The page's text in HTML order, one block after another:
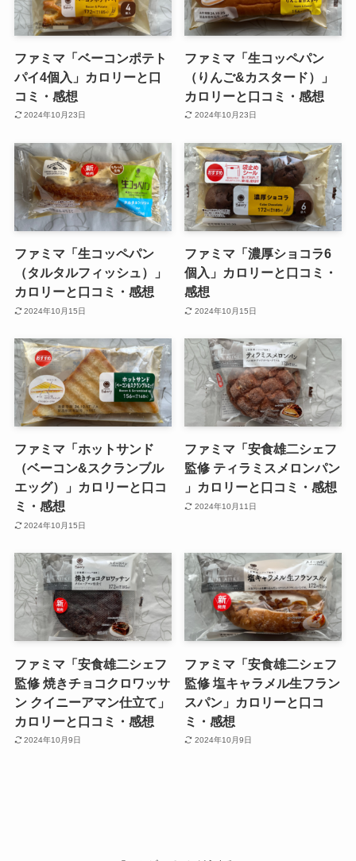
ファミマ「ベーコンポテト
パイ4個入」カロリーと口
コミ・感想
2024年10月23日
ファミマ「生コッペパン
（りんご&カスタード）」
カロリーと口コミ・感想
2024年10月23日
ファミマ「生コッペパン
（タルタルフィッシュ）」
カロリーと口コミ・感想
2024年10月15日
ファミマ「濃厚ショコラ6
個入」カロリーと口コミ・
感想
2024年10月15日
ファミマ「ホットサンド
（ベーコン&スクランブル
エッグ）」カロリーと口コ
ミ・感想
2024年10月15日
ファミマ「安食雄二シェフ
監修 ティラミスメロンパン
」カロリーと口コミ・感想
2024年10月11日
ファミマ「安食雄二シェフ
監修 焼きチョコクロワッサ
ン クイニーアマン仕立て」
カロリーと口コミ・感想
2024年10月9日
ファミマ「安食雄二シェフ
監修 塩キャラメル生フラン
スパン」カロリーと口コ
ミ・感想
2024年10月9日